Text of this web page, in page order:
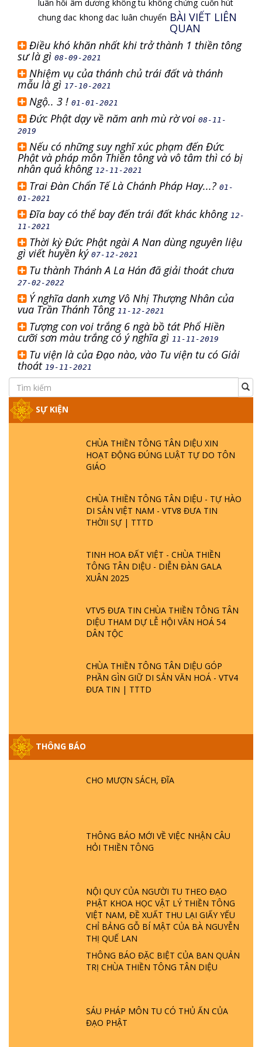
luân hồi âm dương không tu không chứng cuốn hút
chung dac khong dac luân chuyển BÀI VIẾT LIÊN
QUAN
Điều khó khăn nhất khi trở thành 1 thiền tông
sư là gì 08-09-2021
Nhiệm vụ của thánh chủ trái đất và thánh
mẫu là gì 17-10-2021
Ngộ.. 3 ! 01-01-2021
Đức Phật dạy về năm anh mù rờ voi 08-11-
2019
Nếu có những suy nghĩ xúc phạm đến Đức
Phật và pháp môn Thiền tông và vô tâm thì có bị
nhân quả không 12-11-2021
Trai Đàn Chẩn Tế Là Chánh Pháp Hay...? 01-
01-2021
Đĩa bay có thể bay đến trái đất khác không 12-
11-2021
Thời kỳ Đức Phật ngài A Nan dùng nguyên liệu
gì viết huyền ký 07-12-2021
Tu thành Thánh A La Hán đã giải thoát chưa
27-02-2022
Ý nghĩa danh xưng Vô Nhị Thượng Nhân của
vua Trần Thánh Tông 11-12-2021
Tượng con voi trắng 6 ngà bồ tát Phổ Hiền
cưỡi sơn màu trắng có ý nghĩa gì 11-11-2019
Tu viện là của Đạo nào, vào Tu viện tu có Giải
thoát 19-11-2021
SỰ KIỆN
CHÙA THIỀN TÔNG TÂN DIỆU XIN
HOẠT ĐỘNG ĐÚNG LUẬT TỰ DO TÔN
GIÁO
CHÙA THIỀN TÔNG TÂN DIỆU - TỰ HÀO
DI SẢN VIỆT NAM - VTV8 ĐƯA TIN
THỜII SỰ | TTTD
TINH HOA ĐẤT VIỆT - CHÙA THIỀN
TÔNG TÂN DIỆU - DIỄN ĐÀN GALA
XUÂN 2025
VTV5 ĐƯA TIN CHÙA THIỀN TÔNG TÂN
DIỆU THAM DỰ LỄ HỘI VĂN HOÁ 54
DÂN TỘC
CHÙA THIỀN TÔNG TÂN DIỆU GÓP
PHẦN GÌN GIỮ DI SẢN VĂN HOÁ - VTV4
ĐƯA TIN | TTTD
THÔNG BÁO
CHO MƯỢN SÁCH, ĐĨA
THÔNG BÁO MỚI VỀ VIỆC NHẬN CÂU
HỎI THIỀN TÔNG
NỘI QUY CỦA NGƯỜI TU THEO ĐẠO
PHẬT KHOA HỌC VẬT LÝ THIỀN TÔNG
VIỆT NAM, ĐỀ XUẤT THU LẠI GIẤY YẾU
CHỈ BẢNG GỖ BÍ MẬT CỦA BÀ NGUYỄN
THỊ QUẾ LAN
THÔNG BÁO ĐẶC BIỆT CỦA BAN QUẢN
TRỊ CHÙA THIỀN TÔNG TÂN DIỆU
SÁU PHÁP MÔN TU CÓ THỦ ẤN CỦA
ĐẠO PHẬT
GIẢI ĐÁP ĐẶC BIỆT P25 - SUỐT 49 NĂM
PHẬT KHÔNG NÓI? HỘI LONG HOA LÀ
HỘI GÌ? TỬ VÌ ĐẠO
PHẬT GIỚI CÓ THỜI GIAN KHÔNG? |
TTTD
LÀ AI? QUỶ SA TĂNG? | TTTD
GIẢI ĐÁP THIỀN TÔNG ĐẶC BIỆT P22 - TẠI
SAO TRÁI ĐẤT NHIỀU THIÊN TAI - LŨ LỤT
- HỎA HOẠN | TTTD
GIẢI ĐÁP THIỀN TÔNG ĐẶC BIỆT P21 - TẠI
GIẢI ĐÁP VỀ LỄ TIỄN THIỀN TÔNG SƯ